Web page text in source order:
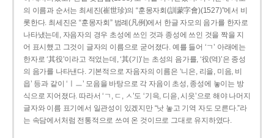
의 이름과 순서는 최세진(崔世珍)의 “훈몽자회(訓蒙字會)(1527)”에서 비
롯한다. 최세진은 “훈몽자회” 범례(凡例)에서 한글 자모의 음가를 한자로
나타냈는데, 자음자의 경우 초성에 쓰인 것과 종성에 쓰인 것을 짝을 지
어 표시했고 그것이 글자의 이름으로 굳어졌다. 예를 들어 ‘ㄱ’ 아래에는
한자로 ‘其役’이라고 적었는데, ‘其(기)’는 초성의 음가를, ‘役(역)’은 종성
의 음가를 나타낸다. 기본적으로 자음자의 이름은 ‘니은, 리을, 미음, 비
읍’ 등과 같이 ‘ㅣㅡ’ 모음을 바탕으로 각 자음이 초성, 종성에 놓이는 방
식으로 지어졌다. 따라서 ‘ㄱ, ㄷ, ㅅ’도 ‘기윽, 디읃, 시읏’으로 해야 나머지
글자와 이름 표기에서 일관성이 있겠지만 “낫 놓고 기역 자도 모른다.”라
는 속담에서처럼 전통적으로 쓰여 온 것이므로 그대로 유지하였다.